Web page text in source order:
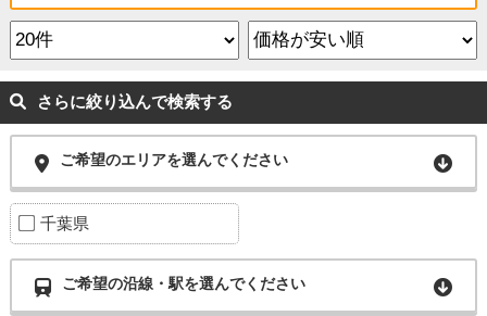
さらに絞り込んで検索する
ご希望のエリアを選んでください
千葉県
ご希望の沿線・駅を選んでください